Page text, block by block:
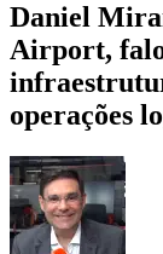
Daniel
Airport,
operações